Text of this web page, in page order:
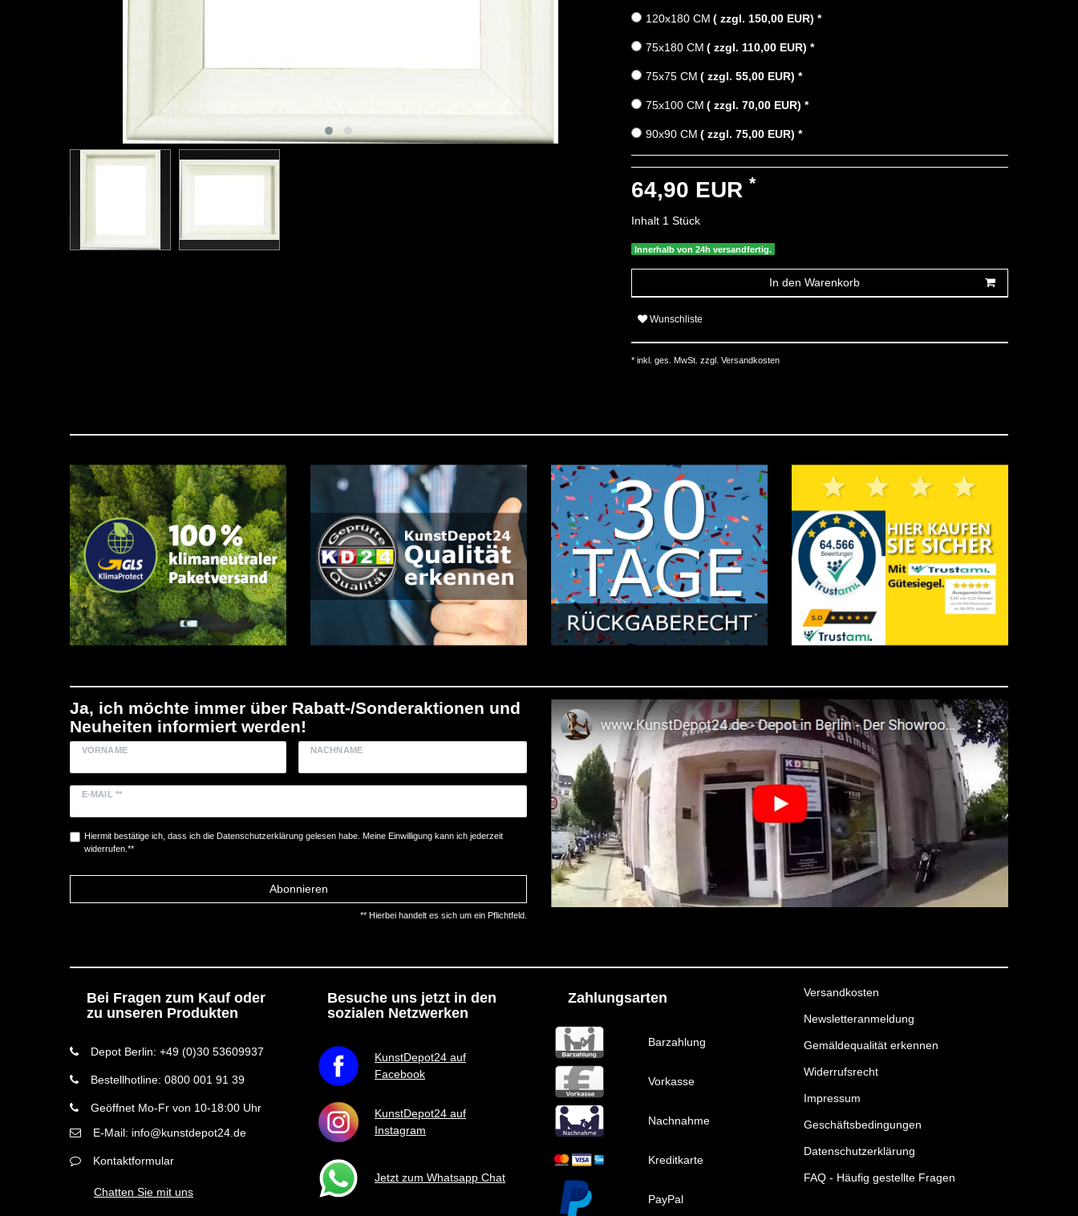
120x180 CM ( zzgl. 150,00 EUR) *
75x180 CM ( zzgl. 110,00 EUR) *
75x75 CM ( zzgl. 55,00 EUR) *
75x100 CM ( zzgl. 70,00 EUR) *
90x90 CM ( zzgl. 75,00 EUR) *
64,90 EUR *
Inhalt 1 Stück
Innerhalb von 24h versandfertig.
In den Warenkorb
Wunschliste
* inkl. ges. MwSt. zzgl. Versandkosten
Ja, ich möchte immer über Rabatt-/Sonderaktionen und
Neuheiten informiert werden!
VORNAME NACHNAME
E-MAIL **
Hiermit bestätige ich, dass ich die Daten­schutz­erklärunggelesen habe. Meine Einwilligung kann ich jederzeit
widerrufen.**
Abonnieren
** Hierbei handelt es sich um ein Pflichtfeld.
Bei Fragen zum Kauf oder
zu unseren Produkten
Depot Berlin: +49 (0)30 53609937
Bestellhotline: 0800 001 91 39
Geöffnet Mo-Fr von 10-18:00 Uhr
E-Mail: info@kunstdepot24.de
Kontaktformular
Chatten Sie mit uns
Besuche uns jetzt in den
sozialen Netzwerken
KunstDepot24 auf
Facebook
KunstDepot24 auf
Instagram
Jetzt zum Whatsapp Chat
Zahlungsarten
Barzahlung
Vorkasse
Nachnahme
Kreditkarte
PayPal
Versandkosten
Newsletteranmeldung
Gemäldequalität erkennen
Widerrufsrecht
Impressum
Geschäftsbedingungen
Datenschutzerklärung
FAQ - Häufig gestellte Fragen